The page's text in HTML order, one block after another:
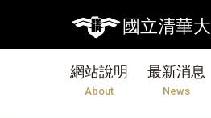
國立清華
網站說明
About
最新消息
News